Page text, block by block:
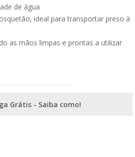
de água
ideal para transportar preso à
as mãos limpas e prontas a utilizar
Grátis - Saiba como!